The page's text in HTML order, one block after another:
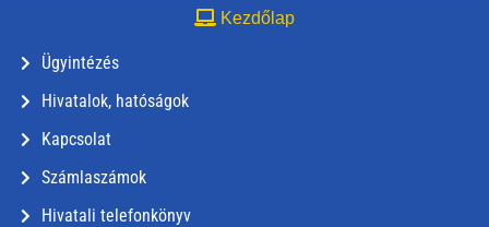
Kezdőlap
Ügyintézés
Hivatalok, hatóságok
Kapcsolat
Számlaszámok
Hivatali telefonkönyv